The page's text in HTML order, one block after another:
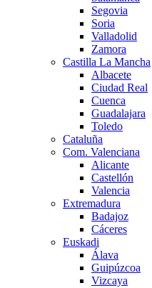
Segovia
Soria
Valladolid
Zamora
Castilla La Mancha
Albacete
Ciudad Real
Cuenca
Guadalajara
Toledo
Cataluña
Com. Valenciana
Alicante
Castellón
Valencia
Extremadura
Badajoz
Cáceres
Euskadi
Álava
Guipúzcoa
Vizcaya